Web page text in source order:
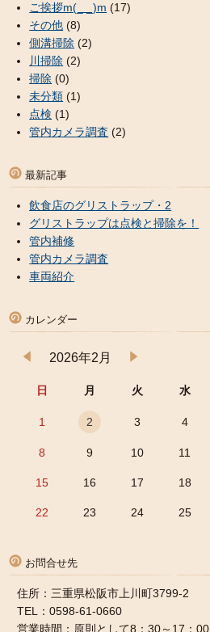
ご挨拶m(_ _)m (17)
その他 (8)
側溝掃除 (2)
川掃除 (2)
掃除 (0)
未分類 (1)
点検 (1)
管内カメラ調査 (2)
最新記事
飲食店のグリストラップ・2
グリストラップは点検と掃除を！
管内補修
管内カメラ調査
車両紹介
カレンダー
2026年2月
日 月 火 水
1 2 3 4
8 9 10 11
15 16 17 18
22 23 24 25
お問合せ先
住所：三重県松阪市上川町3799-2
TEL：0598-61-0660
営業時間：原則として8：30～17：00